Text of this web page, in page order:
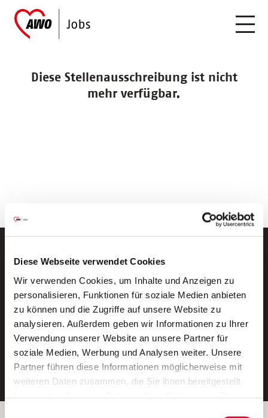
Diese Webseite verwendet Cookies
Wir verwenden Cookies, um Inhalte und Anzeigen zu
personalisieren, Funktionen für soziale Medien anbieten
zu können und die Zugriffe auf unsere Website zu
analysieren. Außerdem geben wir Informationen zu Ihrer
Verwendung unserer Website an unsere Partner für
soziale Medien, Werbung und Analysen weiter. Unsere
Partner führen diese Informationen möglicherweise mit
weiteren Daten zusammen, die Sie ihnen bereitgestellt
Diese Stellenausschreibung ist nicht
mehr verfügbar.
Neue Stellen per E-Mail.
Ein kostenloser Service von AWO
Jobs.
E-Mail-Adresse eintragen